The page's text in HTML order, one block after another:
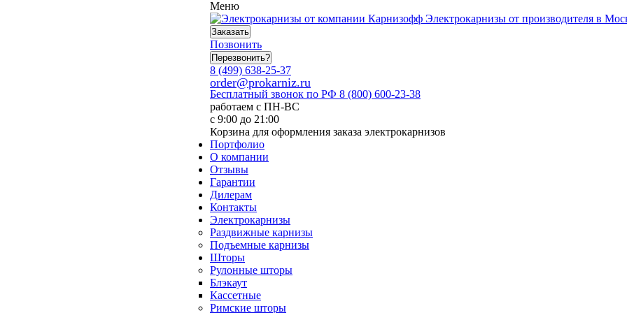
Меню
Электрокарнизы от производителя в
Заказать
Позвонить
Перезвонить?
8 (499) 638-25-37
order@prokarniz.ru
Бесплатный звонок по РФ 8 (800) 600-23-38
работаем с ПН-ВС
с 9:00 до 21:00
Корзина для оформления заказа электрокарнизов
Портфолио
О компании
Отзывы
Гарантии
Дилерам
Контакты
Электрокарнизы
Раздвижные карнизы
Подъемные карнизы
Шторы
Рулонные шторы
Блэкаут
Кассетные
Римские шторы